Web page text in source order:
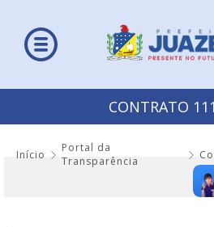
CONTRATO
Início
Portal da
Transparência